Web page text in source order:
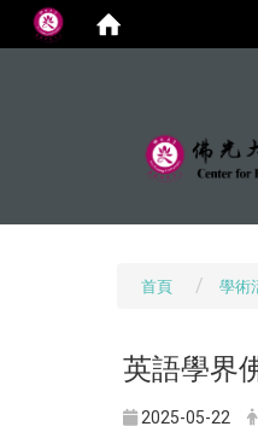
首頁 學術
英語學界
2025-05-22